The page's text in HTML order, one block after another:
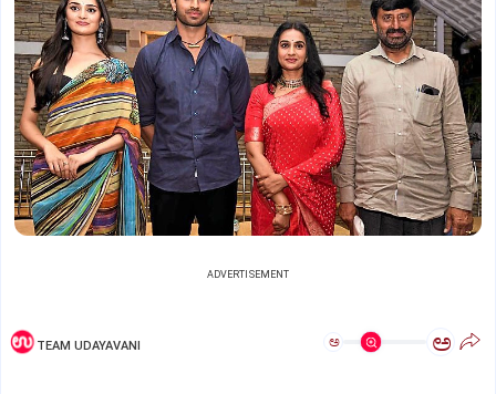
ADVERTISEMENT
TEAM UDAYAVANI ಅ ಅ